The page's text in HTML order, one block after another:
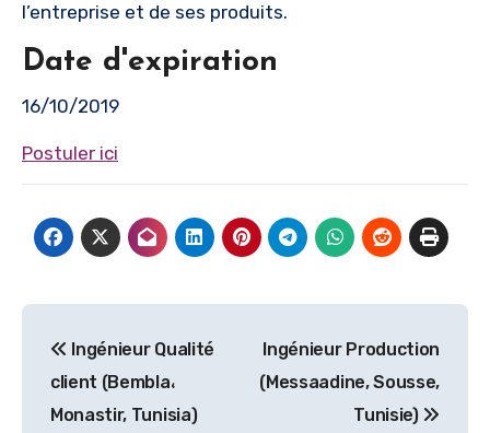
l’entreprise et de ses produits.
Date d'expiration
16/10/2019
Postuler ici
de
l’article
Ingénieur Qualité
client (Bembla،
Monastir, Tunisia)
Ingénieur Production
(Messaadine, Sousse,
Tunisie)